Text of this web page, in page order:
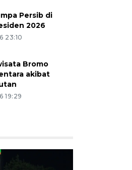
Persib di
2026
23:10
Bromo
akibat
19:29